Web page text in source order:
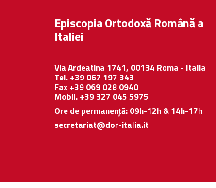
Episcopia Ortodoxă Română a
Italiei
Via Ardeatina 1741, 00134 Roma - Italia
Tel. +39 067 197 343
Fax +39 069 028 0940
Mobil. +39 327 045 5975
Ore de permanență: 09h-12h & 14h-17h
secretariat@dor-italia.it